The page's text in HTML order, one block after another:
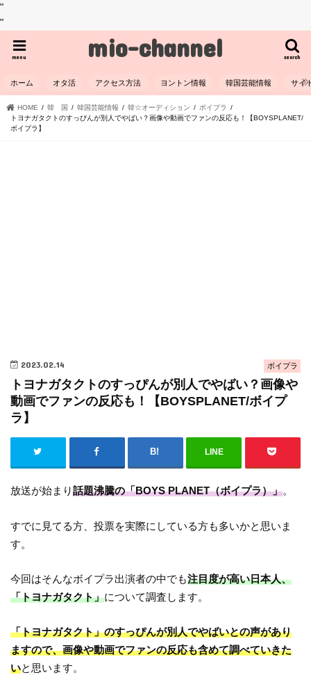
"
"
mio-channel search
menu
ホーム オタ活 アクセス方法 ヨントン情報 韓国芸能情報 サイ
HOME 韓 国 韓国芸能情報 韓☆オーディション
ボイプラ
トヨナガタクトのすっぴんが別人でやばい？画像や動画でファンの反応も！【BOYSPLANET/
ボイプラ】
ボイプラ
2023.02.14
トヨナガタクトのすっぴんが別人でやばい？画像や
動画でファンの反応も！【BOYSPLANET/ボイプ
ラ】
LINE
放送が始まり話題沸騰の「BOYS PLANET（ボイプラ）」。
すでに見てる方、投票を実際にしている方も多いかと思いま
す。
今回はそんなボイプラ出演者の中でも注目度が高い日本人、
「トヨナガタクト」について調査します。
「トヨナガタクト」のすっぴんが別人でやばいとの声があり
ますので、画像や動画でファンの反応も含めて調べていきた
いと思います。